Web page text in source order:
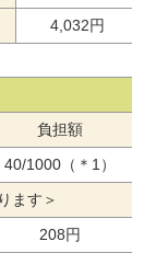
4,032円
負担額
40/1000（＊1）
ます＞
208円